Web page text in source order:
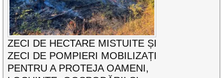
ZECI DE HECTARE MISTUITE ȘI
ZECI DE POMPIERI MOBILIZAȚI
PENTRU A PROTEJA OAMENI,